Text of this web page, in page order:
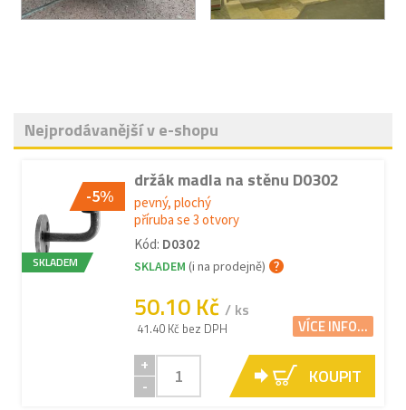
Nejprodávanější v e-shopu
-5%
SKLADEM
držák madla na stěnu D0302
pevný, plochý
příruba se 3 otvory
Kód: D0302
SKLADEM (i na prodejně)
50.10 Kč / ks
41.40 Kč bez DPH VÍCE INFO...
+
-
KOUPIT